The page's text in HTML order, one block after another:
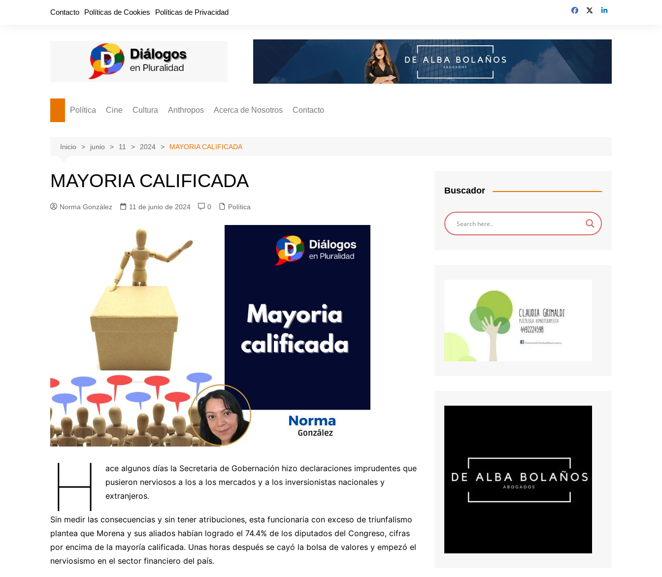
Contacto Políticas de Cookies Políticas de Privacidad
Política
Cabos Sueltos
Disruptor
El Cardenche
Guerra de Encuestas
Cine
FILMOGRAFÍAS
Cultura
Crónica
Libros
Música
Poesía
Anthropos
Estadística
Hemeródromo
Líderes inspiradores
Tilde y tinta
Ya regresé
Acerca de Nosotros Contacto
Inicio junio 11 2024 MAYORIA CALIFICADA
MAYORIA CALIFICADA
Norma González 11 de junio de 2024 0 Política
H
ace algunos días la Secretaria de Gobernación hizo declaraciones imprudentes que
pusieron nerviosos a los a los mercados y a los inversionistas nacionales y
extranjeros.
Sin medir las consecuencias y sin tener atribuciones, esta funcionaria con exceso de triunfalismo
plantea que Morena y sus aliados habían logrado el 74.4% de los diputados del Congreso, cifras
por encima de la mayoría calificada. Unas horas después se cayó la bolsa de valores y empezó el
nerviosismo en el sector financiero del país.
Buscador